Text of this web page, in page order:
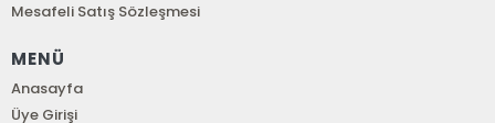
Mesafeli Satış Sözleşmesi
MENÜ
Anasayfa
Üye Girişi